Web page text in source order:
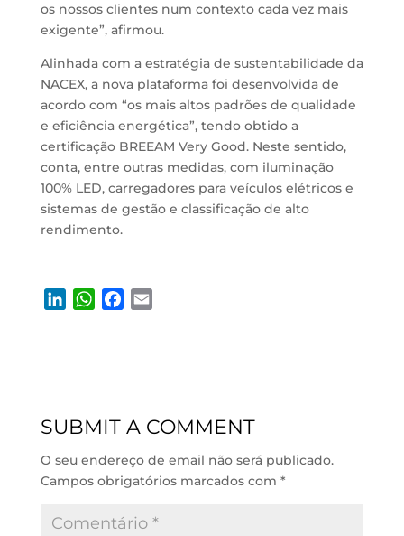
os nossos clientes num contexto cada vez mais
exigente”, afirmou.
Alinhada com a estratégia de sustentabilidade da
NACEX, a nova plataforma foi desenvolvida de
acordo com “os mais altos padrões de qualidade
e eficiência energética”, tendo obtido a
certificação BREEAM Very Good. Neste sentido,
conta, entre outras medidas, com iluminação
100% LED, carregadores para veículos elétricos e
sistemas de gestão e classificação de alto
rendimento.
I
W
p
o
SUBMIT A COMMENT
O seu endereço de email não será publicado.
Campos obrigatórios marcados com *